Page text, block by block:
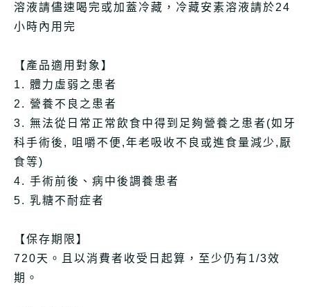
溶液請儘速喝完或加蓋冷藏，冷藏安素溶液請於24
小時內用完
【產品適用對象】
1. 體力虛弱之患者
2. 營養不良之患者
3. 無法從日常正常飲食中得到足夠營養之患者(如牙
科手術後, 咀嚼不便,年老吸收不良或進食量減少,厭
食等)
4. 手術前後、病中後調養患者
5. 乳糖不耐症者
【保存期限】
720天。且以消費者收受日起算，至少仍有1/3效
期。